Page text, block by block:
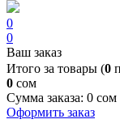
0
0
Ваш заказ
Итого за товары (0
0 сом
Сумма заказа: 0 сом
Оформить заказ